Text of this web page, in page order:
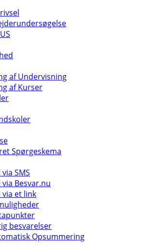
af Undervisning
af Kurser
Spørgeskema
via SMS
via Besvar.nu
via et link
besvarelser
Opsummering